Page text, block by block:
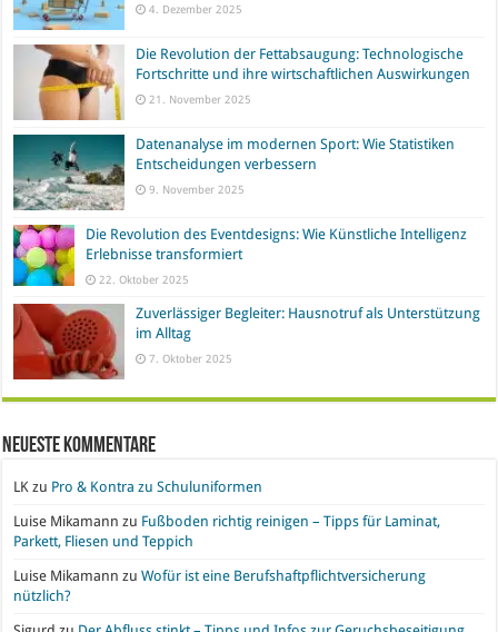
4. Dezember 2025
Die Revolution der Fettabsaugung: Technologische
Fortschritte und ihre wirtschaftlichen Auswirkungen
21. November 2025
Datenanalyse im modernen Sport: Wie Statistiken
Entscheidungen verbessern
9. November 2025
Die Revolution des Eventdesigns: Wie Künstliche Intelligenz
Erlebnisse transformiert
22. Oktober 2025
Zuverlässiger Begleiter: Hausnotruf als Unterstützung
im Alltag
7. Oktober 2025
Neueste Kommentare
LK zu Pro & Kontra zu Schuluniformen
Luise Mikamann zu Fußboden richtig reinigen – Tipps für Laminat,
Parkett, Fliesen und Teppich
Luise Mikamann zuWofür ist eine Berufshaftpflichtversicherung
nützlich?